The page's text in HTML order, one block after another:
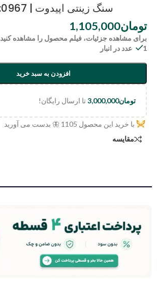
سنگ زینتی اپیدوت | code:0967
تومان1,105,000
برای مشاهده جزئیات، فیلم محصول را مشاهده کنید
1 عدد در انبار
افزودن به سبد خرید
تومان3,000,000تا ارسال رایگان!
با خرید این محصول 1105 🦋 بدست می آورید
مقایسه